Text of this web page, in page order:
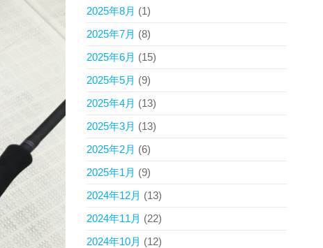
2025年8月 (1)
2025年7月 (8)
2025年6月 (15)
2025年5月 (9)
2025年4月 (13)
2025年3月 (13)
2025年2月 (6)
2025年1月 (9)
2024年12月 (13)
2024年11月 (22)
2024年10月 (12)